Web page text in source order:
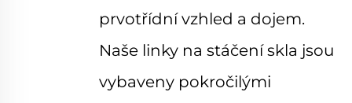
prvotřídní vzhled a dojem.
Naše linky na stáčení skla jsou
vybaveny pokročilými